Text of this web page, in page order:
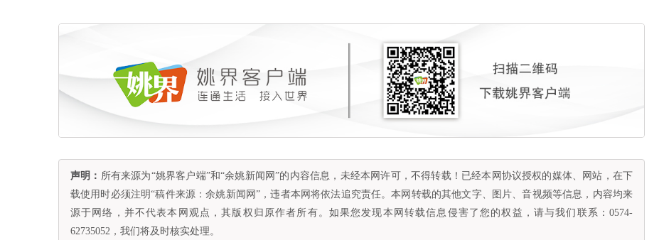
声明： 所有来源为“姚界客户端”和“余姚新闻网”的内容信息，未经本网许可，不得转载！已经本网协议授权的媒体、网站，在下
载使用时必须注明“稿件来源：余姚新闻网”，违者本网将依法追究责任。本网转载的其他文字、图片、音视频等信息，内容均来
源于网络，并不代表本网观点，其版权归原作者所有。如果您发现本网转载信息侵害了您的权益，请与我们联系：0574-
62735052，我们将及时核实处理。